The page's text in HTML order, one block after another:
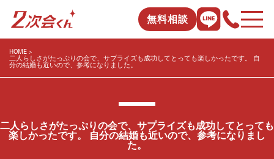
無料相談
HOME
二人らしさがたっぷりの会で、サプライズも成功してとっても楽しかったです。 自
分の結婚も近いので、参考になりました。
二人らしさがたっぷりの会で、サプライズも成功してとっても
楽しかったです。 自分の結婚も近いので、参考になりまし
た。